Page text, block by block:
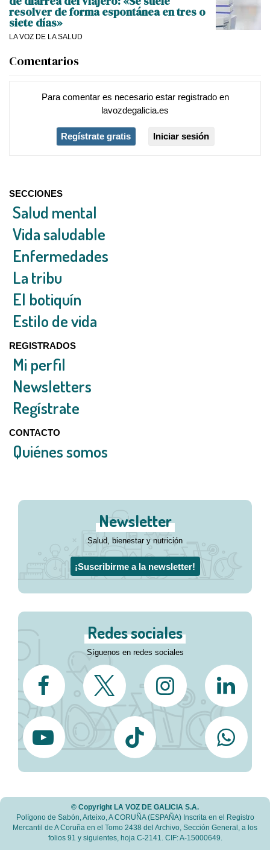
resolver de forma espontánea en tres o
siete días»
LA VOZ DE LA SALUD
Comentarios
Para comentar es necesario estar registradoen
lavozdegalicia.es
Regístrate gratis Iniciar sesión
SECCIONES
Salud mental
Vida saludable
Enfermedades
La tribu
El botiquín
Estilo de vida
REGISTRADOS
Mi perfil
Newsletters
Regístrate
CONTACTO
Quiénes somos
Newsletter
Salud, bienestar y nutrición
¡Suscribirme a la newsletter!
Redes sociales
Síguenos en redes sociales
© Copyright LA VOZ DE GALICIA S.A.
Polígono de Sabón, Arteixo, A CORUÑA (ESPAÑA) Inscrita en el Registro
Mercantil de A Coruña en el Tomo 2438 del Archivo, Sección General, a los
folios 91 y siguientes, hoja C-2141. CIF: A-15000649.